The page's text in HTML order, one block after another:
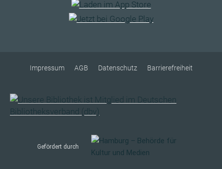
Impressum AGB Datenschutz Barrierefreiheit
Gefördert durch